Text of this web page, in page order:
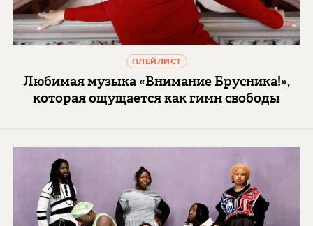
ПЛЕЙЛИСТ
Любимая музыка «Внимание Брусника!»,
которая ощущается как гимн свободы